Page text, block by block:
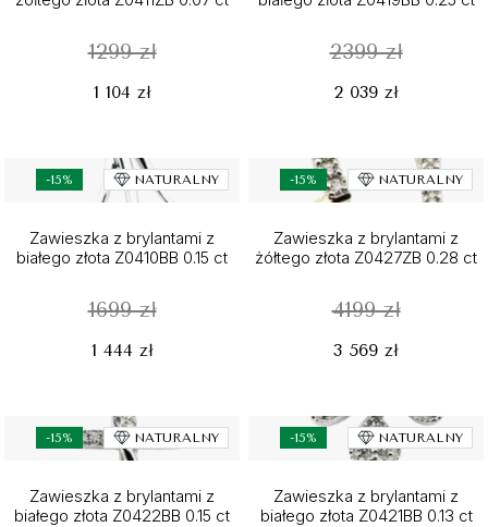
1299 zł
1 104 zł
2399 zł
2 039 zł
-15% NATURALNY
Zawieszka z brylantami z
białego złota Z0410BB 0.15 ct
1699 zł
1 444 zł
-15% NATURALNY
Zawieszka z brylantami z
żółtego złota Z0427ZB 0.28 ct
4199 zł
3 569 zł
-15% NATURALNY
Zawieszka z brylantami z
białego złota Z0422BB 0.15 ct
-15% NATURALNY
Zawieszka z brylantami z
białego złota Z0421BB 0.13 ct